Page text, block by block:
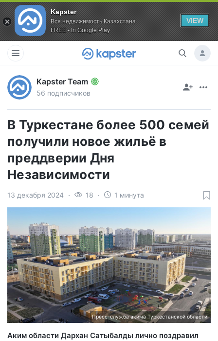
Kapster
Вся недвижимость Казахстана
FREE - In Google Play
VIEW
Kapster Team
56 подписчиков
В Туркестане более 500 семей
получили новое жильё в
преддверии Дня
Независимости
13 декабря 2024 18 1 минута
Пресс-служба акима Туркестанской области.
Аким области Дархан Сатыбалды лично поздравил